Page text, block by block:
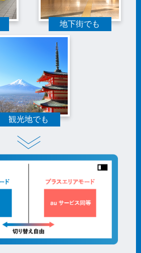
地下街でも
観光地でも